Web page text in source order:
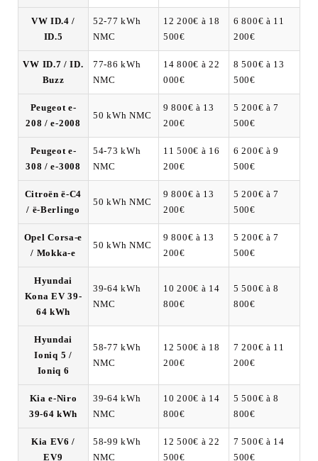
VW ID.4 /
ID.5
52-77 kWh
NMC
12 200€ à 18
500€
6 800€ à 11
200€
VW ID.7 / ID.
Buzz
77-86 kWh
NMC
14 800€ à 22
000€
8 500€ à 13
500€
Peugeot e-
208 / e-2008
50 kWh NMC
9 800€ à 13
200€
5 200€ à 7
500€
Peugeot e-
308 / e-3008
54-73 kWh
NMC
11 500€ à 16
200€
6 200€ à 9
500€
Citroën ë-C4
/ ë-Berlingo
50 kWh NMC
9 800€ à 13
200€
5 200€ à 7
500€
Opel Corsa-e
/ Mokka-e
50 kWh NMC
9 800€ à 13
200€
5 200€ à 7
500€
Hyundai
Kona EV 39-
64 kWh
39-64 kWh
NMC
10 200€ à 14
800€
5 500€ à 8
800€
Hyundai
Ioniq 5 /
Ioniq 6
58-77 kWh
NMC
12 500€ à 18
200€
7 200€ à 11
200€
Kia e-Niro
39-64 kWh
39-64 kWh
NMC
10 200€ à 14
800€
5 500€ à 8
800€
Kia EV6 /
EV9
58-99 kWh
NMC
12 500€ à 22
500€
7 500€ à 14
500€